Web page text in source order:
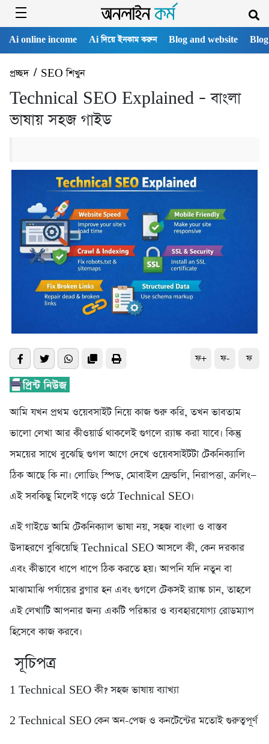
Ai online income Ai দিয়ে ইনকাম করুন Blog and website
প্রচ্ছদ/ SEO শিখুন
Technical SEO Explained – বাংলা
ভাষায় সহজ গাইড
ফ+ ফ- ফ
আমি যখন প্রথম ওয়েবসাইট নিয়ে কাজ শুরু করি, তখন ভাবতাম
ভালো লেখা আর কীওয়ার্ড থাকলেই গুগলে র‍্যাঙ্ক করা যাবে। কিন্তু
সময়ের সাথে বুঝেছি গুগল আগে দেখে ওয়েবসাইটটা টেকনিক্যালি
ঠিক আছে কি না। লোডিং স্পিড, মোবাইল ফ্রেন্ডলি, নিরাপত্তা, ক্রলিং—
এই সবকিছু মিলেই গড়ে ওঠে Technical SEO।
এই গাইডে আমি টেকনিক্যাল ভাষা নয়, সহজ বাংলা ও বাস্তব
উদাহরণে বুঝিয়েছি Technical SEO আসলে কী, কেন দরকার
এবং কীভাবে ধাপে ধাপে ঠিক করতে হয়। আপনি যদি নতুন বা
মাঝামাঝি পর্যায়ের ব্লগার হন এবং গুগলে টেকসই র‍্যাঙ্ক চান, তাহলে
এই লেখাটি আপনার জন্য একটি পরিষ্কার ও ব্যবহারযোগ্য রোডম্যাপ
হিসেবে কাজ করবে।
সূচিপত্র
1️ Technical SEO কী? সহজ ভাষায় ব্যাখ্যা
2️ Technical SEO কেন অন-পেজ ও কনটেন্টের মতোই গুরুত্বপূর্ণ